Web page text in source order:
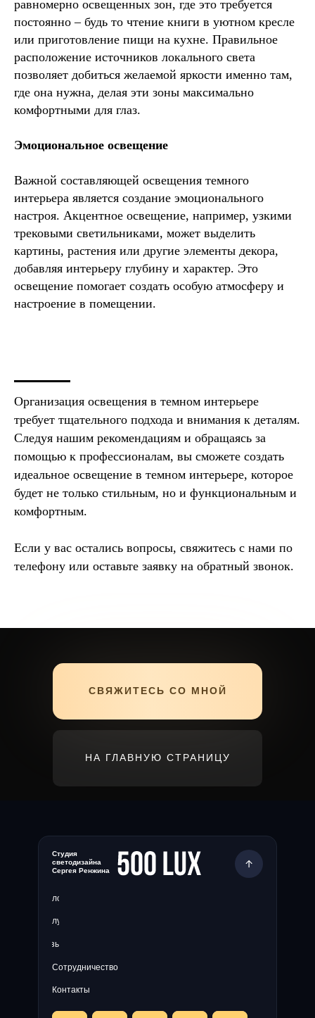
равномерно освещенных зон, где это требуется
постоянно – будь то чтение книги в уютном кресле
или приготовление пищи на кухне. Правильное
расположение источников локального света
позволяет добиться желаемой яркости именно там,
где она нужна, делая эти зоны максимально
комфортными для глаз.
Эмоциональное освещение
Важной составляющей освещения темного
интерьера является создание эмоционального
настроя. Акцентное освещение, например, узкими
трековыми светильниками, может выделить
картины, растения или другие элементы декора,
добавляя интерьеру глубину и характер. Это
освещение помогает создать особую атмосферу и
настроение в помещении.
Организация освещения в темном интерьере
требует тщательного подхода и внимания к деталям.
Следуя нашим рекомендациям и обращаясь за
помощью к профессионалам, вы сможете создать
идеальное освещение в темном интерьере, которое
будет не только стильным, но и функциональным и
комфортным.
Если у вас остались вопросы, свяжитесь с нами по
телефону или оставьте заявку на обратный звонок.
НА ГЛАВНУЮ СТРАНИЦУ
СВЯЖИТЕСЬ СО МНОЙ
Студия
светодизайна
Сергея Ренжина
Блог
Услуги
Отзывы
Сотрудничество
Контакты